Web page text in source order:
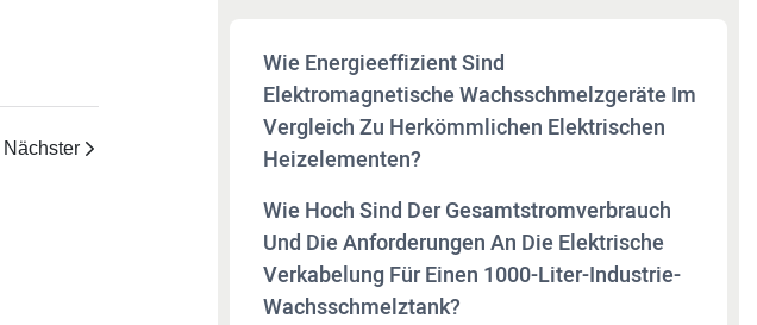
Nächster
Wie Energieeffizient Sind
Elektromagnetische Wachsschmelzgeräte Im
Vergleich Zu Herkömmlichen Elektrischen
Heizelementen?
Wie Hoch Sind Der Gesamtstromverbrauch
Und Die Anforderungen An Die Elektrische
Verkabelung Für Einen 1000-Liter-Industrie-
Wachsschmelztank?